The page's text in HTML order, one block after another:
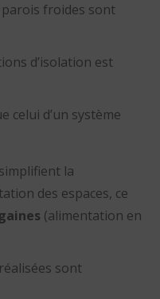
froides sont
d’isolation est
celui d’un système
la
des espaces, ce
(alimentation en
réalisées sont